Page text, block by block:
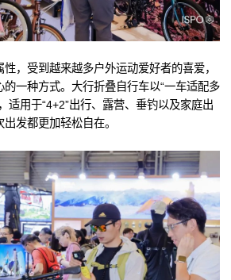
，受到越来越多户外运动爱好者的喜爱，
一种方式。大行折叠自行车以“一车适配多
适用于“4+2”出行、露营、垂钓以及家庭出
发都更加轻松自在。